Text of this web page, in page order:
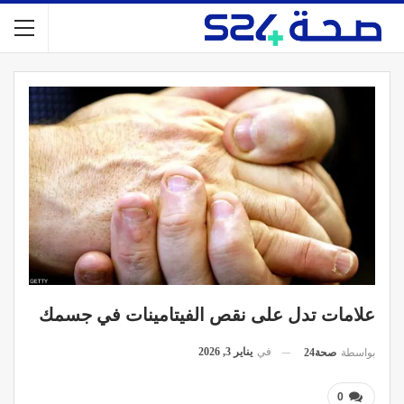
علامات تدل على نقص الفيتامينات في جسمك
بواسطة صحة24 في يناير 3, 2026
0